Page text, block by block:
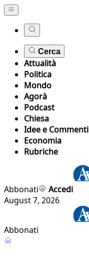
Cerca
Attualità
Politica
Mondo
Agorà
Podcast
Chiesa
Idee e Commenti
Economia
Rubriche
Abbonati
Accedi
August 7, 2026
Abbonati